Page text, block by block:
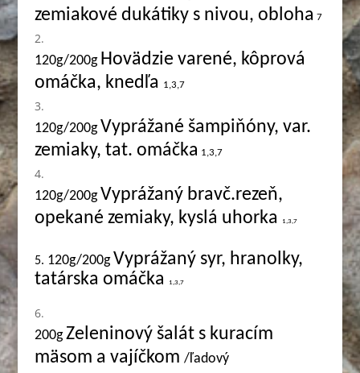
zemiakové dukátiky s nivou, obloha 7
120g/200g Hovädzie varené, kôprová
omáčka, knedľa
1,3,7
120g/200gVyprážané šampiňóny, var.
zemiaky, tat. omáčka 1,3,7
120g/200gVyprážaný bravč.rezeň,
opekané zemiaky, kyslá uhorka
1,3,7
5. 120g/200gVyprážaný syr, hranolky,
tatárska omáčka
1,3,7
200gZeleninový šalát s kuracím
mäsom a vajíčkom /ľadový